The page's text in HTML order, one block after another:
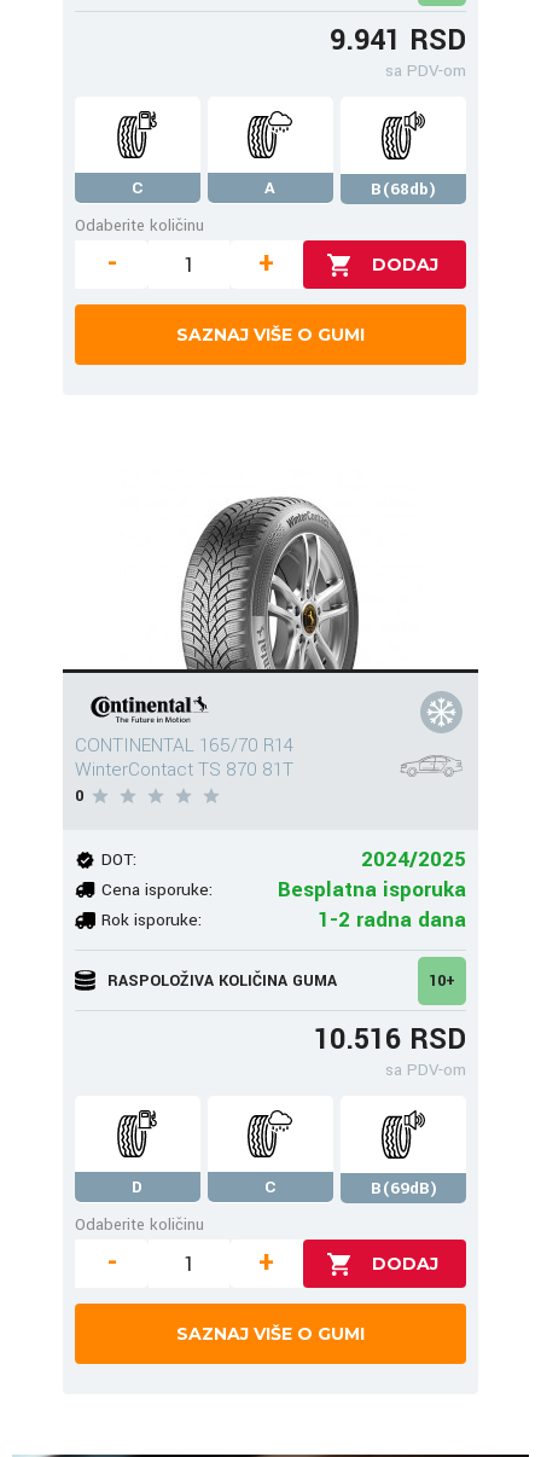
9.941 RSD
sa PDV-om
C A
B(68db)
Odaberite količinu
- +
SAZNAJ VIŠE O GUMI
CONTINENTAL 165/70 R14
WinterContact TS 870 81T
0
DOT: 2024/2025
Cena isporuke: Besplatna isporuka
Rok isporuke: 1-2 radna dana
RASPOLOŽIVA KOLIČINA GUMA 10+
10.516 RSD
sa PDV-om
D C
B(69dB)
Odaberite količinu
- +
SAZNAJ VIŠE O GUMI